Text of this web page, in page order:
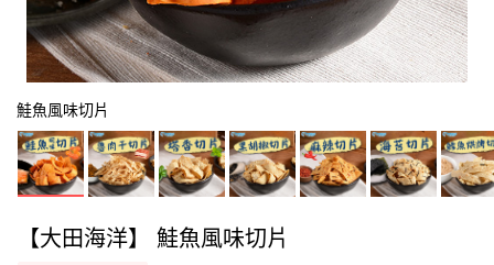
鮭魚風味切片
【大田海洋】 鮭魚風味切片